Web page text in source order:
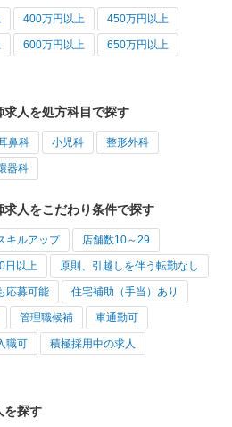
400万円以上 450万円以上
600万円以上 650万円以上
人を処方科目で探す
鼻科 小児科 整形外科
器科
人をこだわり条件で探す
キルアップ 店舗数10～29
日以上 原則、引越しを伴う転勤なし
応募可能 住宅補助（手当）あり
管理職候補 車通勤可
職可 積極採用中の求人
を探す